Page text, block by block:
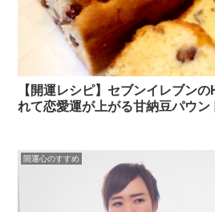
【開運レシピ】セブンイレブン
れて恋愛運が上がる甘納豆パウン
開運心のすすめ